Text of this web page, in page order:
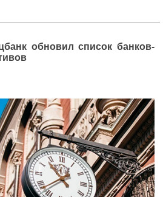
обновил список банков-